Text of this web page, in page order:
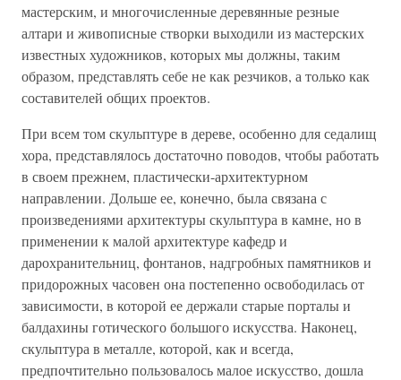
мастерским, и многочисленные деревянные резные
алтари и живописные створки выходили из мастерских
известных художников, которых мы должны, таким
образом, представлять себе не как резчиков, а только как
составителей общих проектов.
При всем том скульптуре в дереве, особенно для седалищ
хора, представлялось достаточно поводов, чтобы работать
в своем прежнем, пластически-архитектурном
направлении. Дольше ее, конечно, была связана с
произведениями архитектуры скульптура в камне, но в
применении к малой архитектуре кафедр и
дарохранительниц, фонтанов, надгробных памятников и
придорожных часовен она постепенно освободилась от
зависимости, в которой ее держали старые порталы и
балдахины готического большого искусства. Наконец,
скульптура в металле, которой, как и всегда,
предпочтительно пользовалось малое искусство, дошла